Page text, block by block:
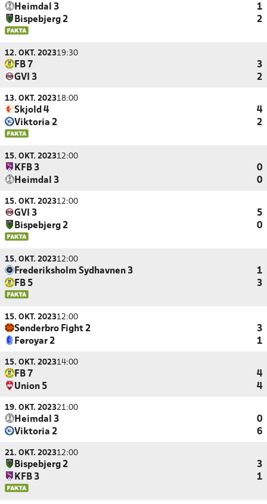
Heimdal 3
1
Bispebjerg 2
2
12. OKT. 202319:30
FB 7
3
GVI 3
2
13. OKT. 202318:00
Skjold 4
4
Viktoria 2
2
15. OKT. 202312:00
KFB 3
0
Heimdal 3
0
15. OKT. 202312:00
GVI 3
5
Bispebjerg 2
0
15. OKT. 202312:00
Frederiksholm Sydhavnen 3
1
FB 5
3
15. OKT. 202312:00
Sønderbro Fight 2
3
Føroyar 2
1
15. OKT. 202314:00
FB 7
4
Union 5
4
19. OKT. 202321:00
Heimdal 3
0
Viktoria 2
6
21. OKT. 202312:00
Bispebjerg 2
3
KFB 3
1